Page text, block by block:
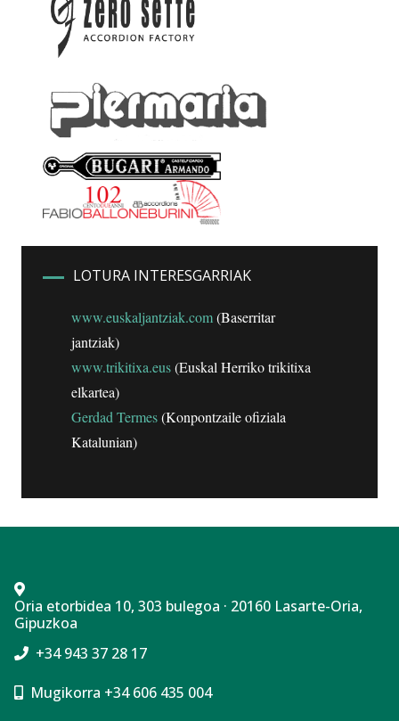
LOTURA INTERESGARRIAK
www.euskaljantziak.com(Baserritar
jantziak)
www.trikitixa.eus(Euskal Herriko trikitixa
elkartea)
Gerdad Termes(Konpontzaile ofiziala
Katalunian)
Oria etorbidea 10, 303 bulegoa · 20160 Lasarte-Oria,
Gipuzkoa
+34 943 37 28 17
Mugikorra +34 606 435 004